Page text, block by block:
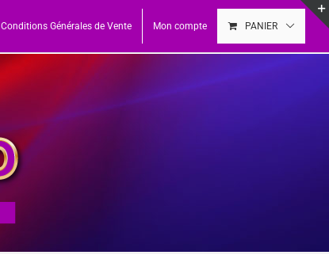
Conditions Générales de Vente Mon compte PANIER